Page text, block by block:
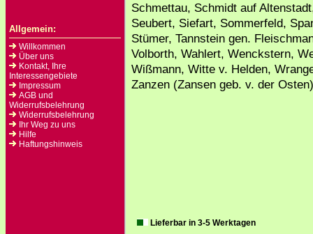
Allgemein:
Willkommen
Über uns
Kontakt, Ihre
Interessengebiete
Impressum
AGB und
Widerrufsbelehrung
Widerrufsbelehrung
Ihr Weg zu uns
Hilfe
Haftungshinweis
Schmettau, Schmidt auf
Seubert, Siefart, Sommerfeld,
Stümer, Tannstein gen.
Volborth, Wahlert, Wenckstern,
Wißmann, Witte v. Helden,
Zanzen (Zansen geb. v. der
Lieferbar in 3-5 Werktagen